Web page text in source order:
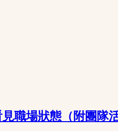
職場狀態（附團隊